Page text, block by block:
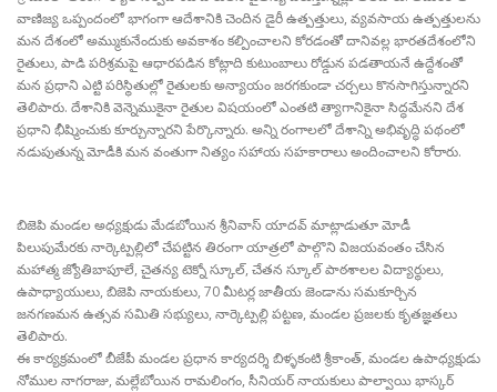
వాణిజ్య ఒప్పందంలో భాగంగా ఆదేశానికి చెందిన డైరీ ఉత్పత్తులు, వ్యవసాయ ఉత్పత్తులను
మన దేశంలో అమ్ముకునేందుకు అవకాశం కల్పించాలని కోరడంతో దానివల్ల భారతదేశంలోని
రైతులు, పాడి పరిశ్రమపై ఆధారపడిన కోట్లాది కుటుంబాలు రోడ్డున పడతాయనే ఉద్దేశంతో
మన ప్రధాని ఎట్టి పరిస్థితుల్లో రైతులకు అన్యాయం జరగకుండా చర్చలు కొనసాగిస్తున్నారని
తెలిపారు. దేశానికి వెన్నెముకైనా రైతుల విషయంలో ఎంతటి త్యాగానికైనా సిద్ధమేనని దేశ
ప్రధాని భీష్మించుకు కూర్చున్నారని పేర్కొన్నారు. అన్ని రంగాలలో దేశాన్ని అభివృద్ధి పథంలో
నడుపుతున్న మోడీకి మన వంతుగా నిత్యం సహాయ సహకారాలు అందించాలని కోరారు.
బిజెపి మండల అధ్యక్షుడు మేడబోయిన శ్రీనివాస్ యాదవ్ మాట్లాడుతూ మోడీ
పిలుపుమేరకు నార్కెట్పల్లిలో చేపట్టిన తిరంగా యాత్రలో పాల్గొని విజయవంతం చేసిన
మహాత్మ జ్యోతిబాపూలే, చైతన్య టెక్నో స్కూల్, చేతన స్కూల్ పాఠశాలల విద్యార్థులు,
ఉపాధ్యాయులు, బిజెపి నాయకులు, 70 మీటర్ల జాతీయ జెండాను సమకూర్చిన
జనగణమన ఉత్సవ సమితి సభ్యులు, నార్కెట్పల్లి పట్టణ, మండల ప్రజలకు కృతజ్ఞతలు
తెలిపారు.
ఈ కార్యక్రమంలో బీజేపీ మండల ప్రధాన కార్యదర్శి బిళ్ళకంటి శ్రీకాంత్, మండల ఉపాధ్యక్షుడు
నోముల నాగరాజు, మల్లేబోయిన రామలింగం, సీనియర్ నాయకులు పాల్వాయి భాస్కర్